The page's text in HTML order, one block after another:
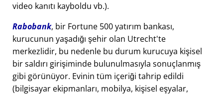
video kanıtı kayboldu vb.).
Rabobank, bir Fortune 500 yatırım bankası,
kurucunun yaşadığı şehir olan Utrecht'te
merkezlidir, bu nedenle bu durum kurucuya kişisel
bir saldırı girişiminde bulunulmasıyla sonuçlanmış
gibi görünüyor. Evinin tüm içeriği tahrip edildi
(bilgisayar ekipmanları, mobilya, kişisel eşyalar,